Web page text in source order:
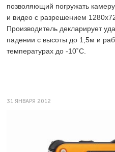
позволяющий погружать
и видео с разрешением
Производитель декларирует
падении с высоты до 1,5м и
температурах до -10˚С.
31 ЯНВАРЯ 2012